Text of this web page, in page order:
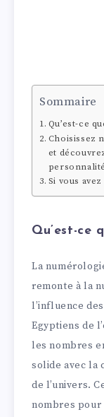
Sommaire
Qu’est-ce
Choisissez
et
Si vous
Qu’est-ce
La
remonte à la
l’influence
Egyptiens de
les nombres
solide avec la
de l’univers.
nombres